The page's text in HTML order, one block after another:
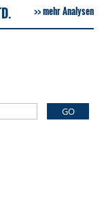
mehr Analysen
GO